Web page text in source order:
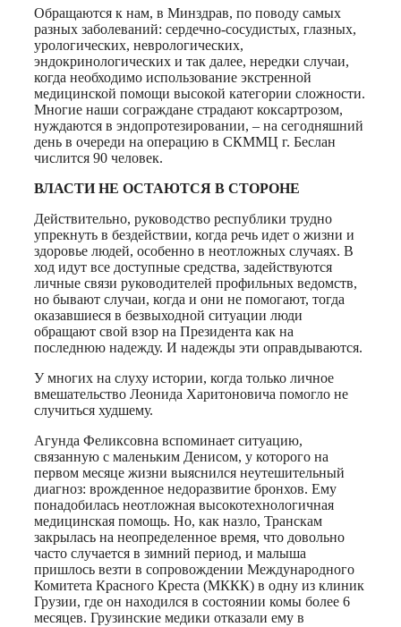
Обращаются к нам, в Минздрав, по поводу самых
разных заболеваний: сердечно-сосудистых, глазных,
урологических, неврологических,
эндокринологических и так далее, нередки случаи,
когда необходимо использование экстренной
медицинской помощи высокой категории сложности.
Многие наши сограждане страдают коксартрозом,
нуждаются в эндопротезировании, – на сегодняшний
день в очереди на операцию в СКММЦ г. Беслан
числится 90 человек.
ВЛАСТИ НЕ ОСТАЮТСЯ В СТОРОНЕ
Действительно, руководство республики трудно
упрекнуть в бездействии, когда речь идет о жизни и
здоровье людей, особенно в неотложных случаях. В
ход идут все доступные средства, задействуются
личные связи руководителей профильных ведомств,
но бывают случаи, когда и они не помогают, тогда
оказавшиеся в безвыходной ситуации люди
обращают свой взор на Президента как на
последнюю надежду. И надежды эти оправдываются.
У многих на слуху истории, когда только личное
вмешательство Леонида Харитоновича помогло не
случиться худшему.
Агунда Феликсовна вспоминает ситуацию,
связанную с маленьким Денисом, у которого на
первом месяце жизни выяснился неутешительный
диагноз: врожденное недоразвитие бронхов. Ему
понадобилась неотложная высокотехнологичная
медицинская помощь. Но, как назло, Транскам
закрылась на неопределенное время, что довольно
часто случается в зимний период, и малыша
пришлось везти в сопровождении Международного
Комитета Красного Креста (МККК) в одну из клиник
Грузии, где он находился в состоянии комы более 6
месяцев. Грузинские медики отказали ему в